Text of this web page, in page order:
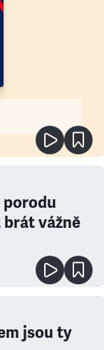
porodu
vážně
jsou ty